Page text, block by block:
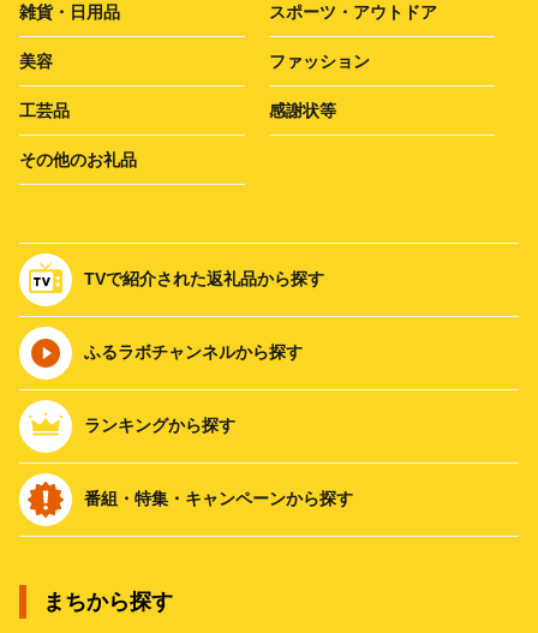
雑貨・日用品 スポーツ・アウトドア
美容 ファッション
工芸品 感謝状等
その他のお礼品
TVで紹介された返礼品から探す
ふるラボチャンネルから探す
ランキングから探す
番組・特集・キャンペーンから探す
まちから探す